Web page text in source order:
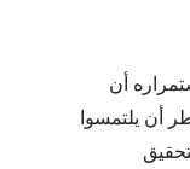
أن
أن يلتمسوا